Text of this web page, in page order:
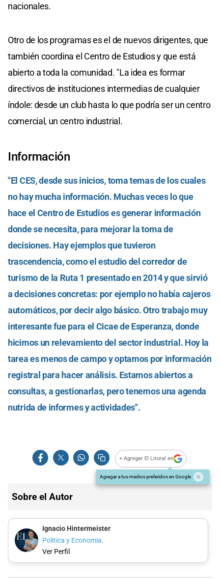
nacionales.
Otro de los programas es el de nuevos dirigentes, que
también coordina el Centro de Estudios y que está
abierto a toda la comunidad. "La idea es formar
directivos de instituciones intermedias de cualquier
índole: desde un club hasta lo que podría ser un centro
comercial, un centro industrial.
Información
"El CES, desde sus inicios, toma temas de los cuales
no hay mucha información. Muchas veces lo que
hace el Centro de Estudios es generar información
donde se necesita, para mejorar la toma de
decisiones. Hay ejemplos que tuvieron
trascendencia, como el estudio del corredor de
turismo de la Ruta 1 presentado en 2014 y que sirvió
a decisiones concretas: por ejemplo no había cajeros
automáticos, por decir algo básico. Otro trabajo muy
interesante fue para el Cicae de Esperanza, donde
hicimos un relevamiento del sector industrial. Hoy la
tarea es menos de campo y optamos por información
registral para hacer análisis. Estamos abiertos a
consultas, a gestionarlas, pero tenemos una agenda
nutrida de informes y actividades".
+ Agregar El Litoral en
Agregar a tus medios preferidos en Google
Sobre el Autor
Ignacio Hintermeister
Politica y Economía.
Ver Perfil